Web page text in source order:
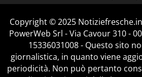
Copyright © 2025
PowerWeb Srl - Via Cavour 310 -
15336031008 - Questo sito
giornalistica, in quanto viene
periodicità. Non può pertanto